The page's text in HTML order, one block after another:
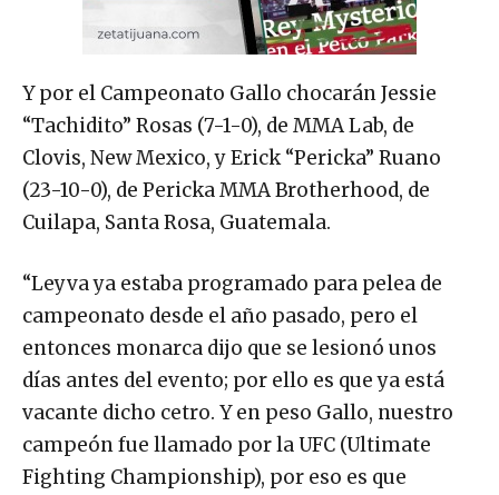
Y por el Campeonato Gallo chocarán Jessie
“Tachidito” Rosas (7-1-0), de MMA Lab, de
Clovis, New Mexico, y Erick “Pericka” Ruano
(23-10-0), de Pericka MMA Brotherhood, de
Cuilapa, Santa Rosa, Guatemala.
“Leyva ya estaba programado para pelea de
campeonato desde el año pasado, pero el
entonces monarca dijo que se lesionó unos
días antes del evento; por ello es que ya está
vacante dicho cetro. Y en peso Gallo, nuestro
campeón fue llamado por la UFC (Ultimate
Fighting Championship), por eso es que